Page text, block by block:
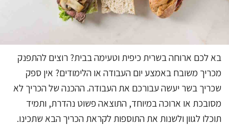
בא לכם ארוחה בשרית כיפית וטעימה בבית? רוצים להתפנק
מכריך משובח באמצע יום העבודה או הלימודים? אין ספק
שכריך בשר יעשה עבורכם את העבודה. ההכנה של הכריך לא
מסובכת או ארוכה במיוחד, התוצאה פשוט נהדרת, ותמיד
תוכלו לגוון ולשנות את התוספות לקראת הכריך הבא שתכינו.